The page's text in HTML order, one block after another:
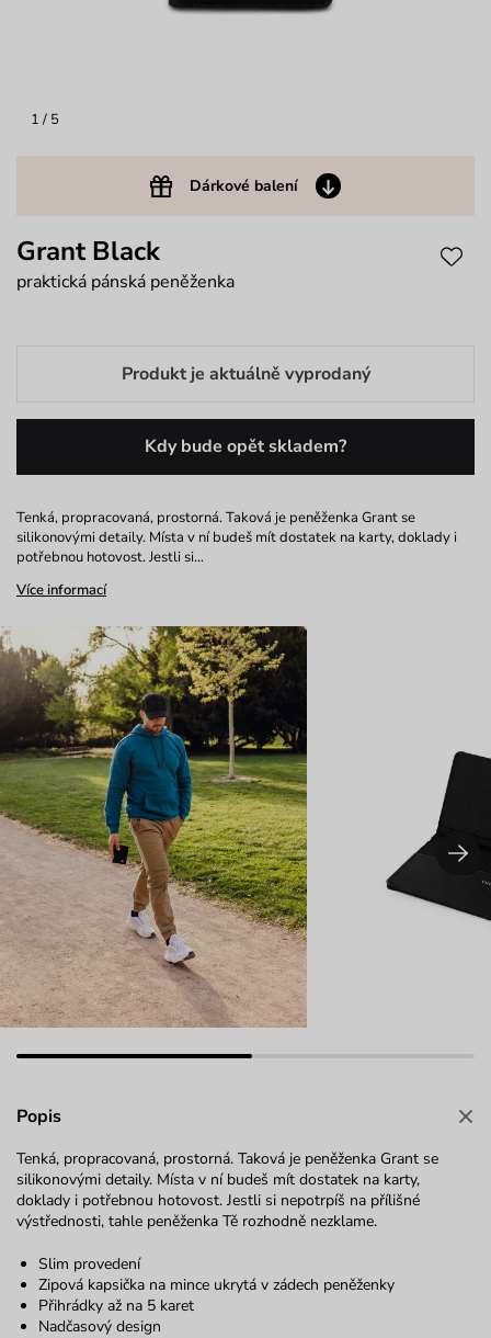
1 / 5
Dárkové balení
Grant Black
praktická pánská peněženka
Produkt je aktuálně vyprodaný
Kdy bude opět skladem?
Tenká, propracovaná, prostorná. Taková je peněženka Grant se
silikonovými detaily. Místa v ní budeš mít dostatek na karty, doklady i
potřebnou hotovost. Jestli si…
Více informací
Popis
Tenká, propracovaná, prostorná. Taková je peněženka Grant se
silikonovými detaily. Místa v ní budeš mít dostatek na karty,
doklady i potřebnou hotovost. Jestli si nepotrpíš na přílišné
výstřednosti, tahle peněženka Tě rozhodně nezklame.
Slim provedení
Zipová kapsička na mince ukrytá v zádech peněženky
Přihrádky až na 5 karet
Nadčasový design